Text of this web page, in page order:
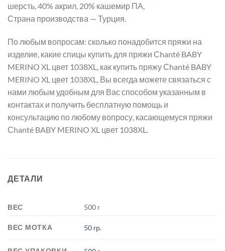
шерсть, 40% акрил, 20% кашемир ПА,
Страна производства — Турция.
По любым вопросам: сколько понадобится пряжи на
изделие, какие спицы купить для пряжи Сhanté BABY
MERINO XL цвет 1038XL, как купить пряжу Сhanté BABY
MERINO XL цвет 1038XL, Вы всегда можете связаться с
нами любым удобным для Вас способом указанным в
контактах и получить бесплатную помощь и
консультацию по любому вопросу, касающемуся пряжи
Сhanté BABY MERINO XL цвет 1038XL.
ДЕТАЛИ
ВЕС 500 г
ВЕС МОТКА 50 гр.